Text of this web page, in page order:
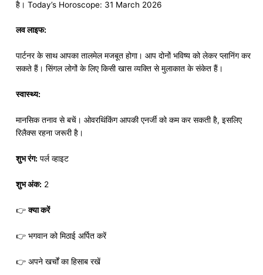
है। Today’s Horoscope: 31 March 2026
लव लाइफ:
पार्टनर के साथ आपका तालमेल मजबूत होगा। आप दोनों भविष्य को लेकर प्लानिंग कर
सकते हैं। सिंगल लोगों के लिए किसी खास व्यक्ति से मुलाकात के संकेत हैं।
स्वास्थ्य:
मानसिक तनाव से बचें। ओवरथिंकिंग आपकी एनर्जी को कम कर सकती है, इसलिए
रिलैक्स रहना जरूरी है।
शुभ रंग: पर्ल व्हाइट
शुभ अंक: 2
👉क्या करें
👉 भगवान को मिठाई अर्पित करें
👉 अपने खर्चों का हिसाब रखें